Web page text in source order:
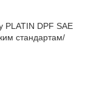
PLATIN DPF SAE
стандартам/